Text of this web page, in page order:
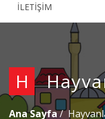
İLETİŞİM
H
Ana Sayfa